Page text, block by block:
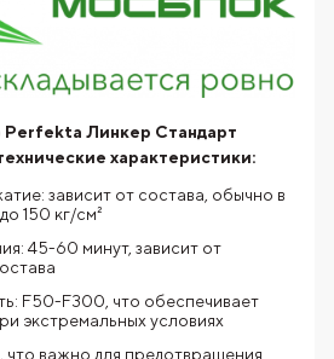
Perfekta Линкер Стандарт
характеристики:
зависит от состава, обычно в
150 кг/см²
45-60 минут, зависит от
F50-F300, что обеспечивает
экстремальных условиях
что важно для предотвращения